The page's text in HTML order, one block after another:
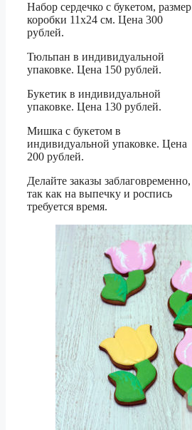
Набор сердечко с букетом, размер
коробки 11х24 см. Цена 300
рублей.
Тюльпан в индивидуальной
упаковке. Цена 150 рублей.
Букетик в индивидуальной
упаковке. Цена 130 рублей.
Мишка с букетом в
индивидуальной упаковке. Цена
200 рублей.
Делайте заказы заблаговременно,
так как на выпечку и роспись
требуется время.